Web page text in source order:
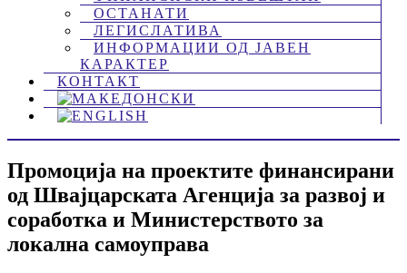
ОСТАНАТИ
ЛЕГИСЛАТИВА
ИНФОРМАЦИИ ОД ЈАВЕН
КАРАКТЕР
КОНТАКТ
Промоција на проектите финансирани
од Швајцарската Агенција за развој и
соработка и Министерството за
локална самоуправа